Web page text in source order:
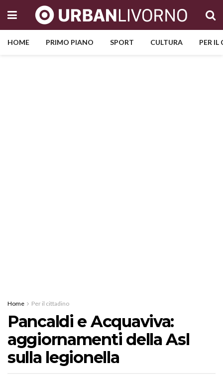
HOME PRIMO PIANO SPORT CULTURA PER
Home Per il cittadino
Pancaldi e Acquaviva:
aggiornamenti della Asl
sulla legionella